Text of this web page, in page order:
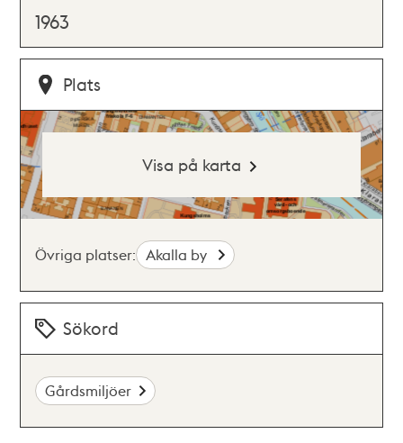
1963
Plats
Visa på karta
Övriga platser: Akalla by
Sökord
Gårdsmiljöer